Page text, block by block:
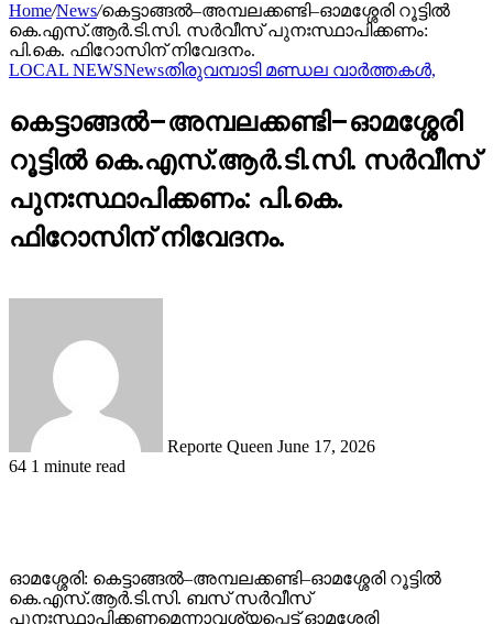
Home/News/കെട്ടാങ്ങൽ–അമ്പലക്കണ്ടി–ഓമശ്ശേരി റൂട്ടിൽ
കെ.എസ്.ആർ.ടി.സി. സർവീസ് പുനഃസ്ഥാപിക്കണം:
പി.കെ. ഫിറോസിന് നിവേദനം.
LOCAL NEWSNewsതിരുവമ്പാടി മണ്ഡല വാർത്തകൾ,
കെട്ടാങ്ങൽ–അമ്പലക്കണ്ടി–ഓമശ്ശേരി
റൂട്ടിൽ കെ.എസ്.ആർ.ടി.സി. സർവീസ്
പുനഃസ്ഥാപിക്കണം: പി.കെ.
ഫിറോസിന് നിവേദനം.
Reporte Queen June 17, 2026
64 1 minute read
ഓമശ്ശേരി: കെട്ടാങ്ങൽ–അമ്പലക്കണ്ടി–ഓമശ്ശേരി റൂട്ടിൽ
കെ.എസ്.ആർ.ടി.സി. ബസ് സർവീസ്
പുനഃസ്ഥാപിക്കണമെന്നാവശ്യപ്പെട്ട് ഓമശ്ശേരി